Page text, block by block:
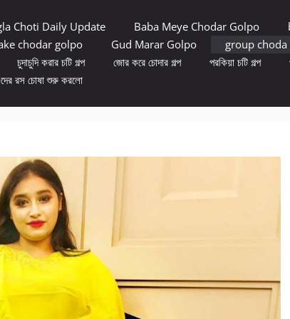
Choti Daily Update Baba Meye Chodar Golpo
chodar golpo Gud Marar Golpo group choda
চুদাচুদি করার চটি গল্প জোর করে চোদার গল্প পরকিয়া চটি গল্প
রস চোষা শুরু করলো